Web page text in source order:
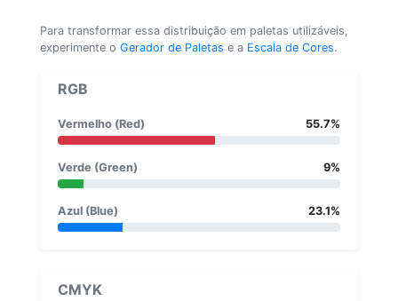
Para transformar essa distribuição em paletas utilizáveis,
experimente o Gerador de Paletas e a Escala de Cores.
RGB
Vermelho (Red) 55.7%
Verde (Green) 9%
Azul (Blue) 23.1%
CMYK